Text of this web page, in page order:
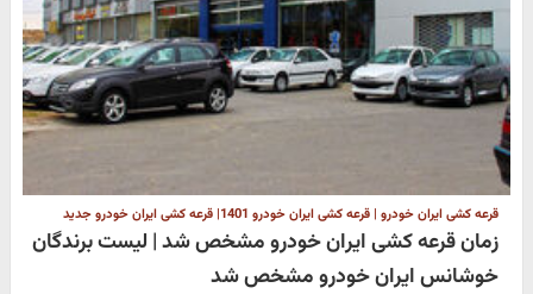
قرعه کشی ایران خودرو | قرعه کشی ایران خودرو 1401| قرعه کشی ایران خودرو جدید
زمان قرعه کشی ایران خودرو مشخص شد | لیست برندگان
خوشانس ایران خودرو مشخص شد